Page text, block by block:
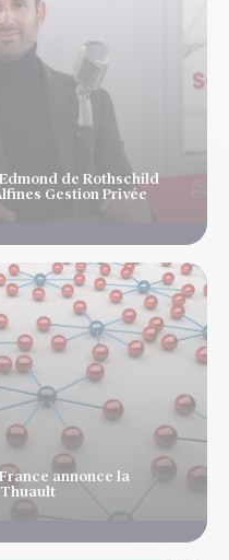
de Rothschild
Gestion Privée
annonce la